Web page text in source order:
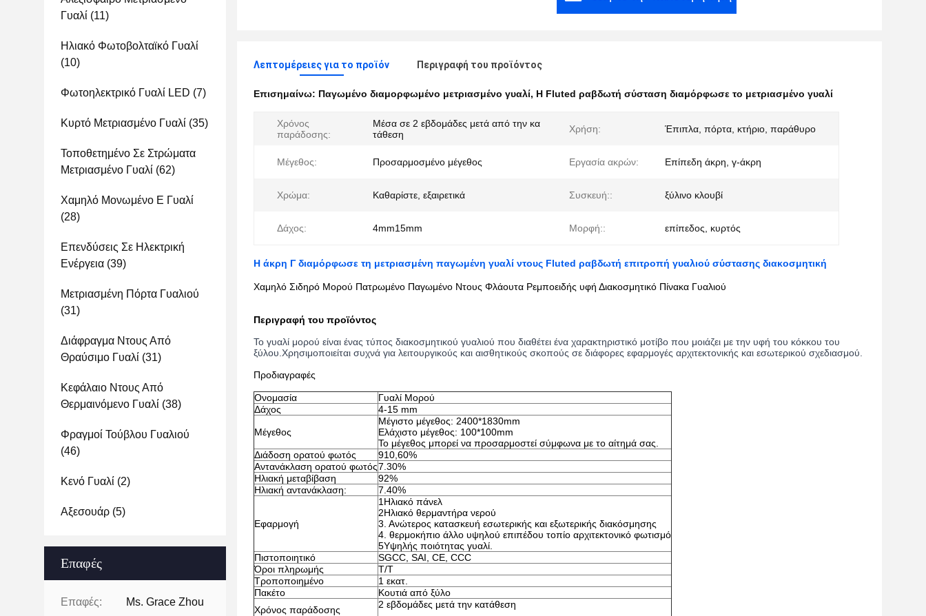
Γυαλί (11)
Ηλιακό Φωτοβολταϊκό Γυαλί
(10)
Φωτοηλεκτρικό Γυαλί LED (7)
Κυρτό Μετριασμένο Γυαλί (35)
Τοποθετημένο Σε Στρώματα
Μετριασμένο Γυαλί (62)
Χαμηλό Μονωμένο Ε Γυαλί
(28)
Επενδύσεις Σε Ηλεκτρική
Ενέργεια (39)
Μετριασμένη Πόρτα Γυαλιού
(31)
Διάφραγμα Ντους Από
Θραύσιμο Γυαλί (31)
Κεφάλαιο Ντους Από
Θερμαινόμενο Γυαλί (38)
Φραγμοί Τούβλου Γυαλιού
(46)
Κενό Γυαλί (2)
Αξεσουάρ (5)
Επαφές
Επαφές: Ms. Grace Zhou
Λεπτομέρειες για το προϊόν Περιγραφή του προϊόντος
Επισημαίνω: Παγωμένο διαμορφωμένο μετριασμένο γυαλί, Η Fluted ραβδωτή σύσταση διαμόρφωσε το μετριασμένο γυαλί
Χρόνος
παράδοσης:
Μέσα σε 2 εβδομάδες μετά από την κα
τάθεση
Χρήση: Έπιπλα, πόρτα, κτήριο, παράθυρο
Μέγεθος: Προσαρμοσμένο μέγεθος Εργασία ακρών: Επίπεδη άκρη, γ-άκρη
Χρώμα: Καθαρίστε, εξαιρετικά Συσκευή:: ξύλινο κλουβί
Δάχος: 4mm15mm Μορφή:: επίπεδος, κυρτός
Η άκρη Γ διαμόρφωσε τη μετριασμένη παγωμένη γυαλί ντους Fluted ραβδωτή επιτροπή γυαλιού σύστασης διακοσμητική
Χαμηλό Σιδηρό Μορού Πατρωμένο Παγωμένο Ντους Φλάουτα Ρεμποειδής υφή Διακοσμητικό Πίνακα Γυαλιού
Περιγραφή του προϊόντος
Το γυαλί μορού είναι ένας τύπος διακοσμητικού γυαλιού που διαθέτει ένα χαρακτηριστικό μοτίβο που μοιάζει με την υφή του κόκκου του
ξύλου.Χρησιμοποιείται συχνά για λειτουργικούς και αισθητικούς σκοπούς σε διάφορες εφαρμογές αρχιτεκτονικής και εσωτερικού σχεδιασμού.
Προδιαγραφές
Ονομασία
Γυαλί Μορού
Δάχος
4-15 mm
Μέγεθος
Μέγιστο μέγεθος: 2400*1830mm
Ελάχιστο μέγεθος: 100*100mm
Το μέγεθος μπορεί να προσαρμοστεί σύμφωνα με το αίτημά σας.
Διάδοση ορατού φωτός
910,60%
Αντανάκλαση ορατού φωτός7.30%
Ηλιακή μεταβίβαση
92%
Ηλιακή αντανάκλαση:
7.40%
Εφαρμογή
1Ηλιακό πάνελ
2Ηλιακό θερμαντήρα νερού
3. Ανώτερος κατασκευή εσωτερικής και εξωτερικής διακόσμησης
4. θερμοκήπιο άλλο υψηλού επιπέδου τοπίο αρχιτεκτονικό φωτισμό
5Υψηλής ποιότητας γυαλί.
Πιστοποιητικό
SGCC, SAI, CE, CCC
Όροι πληρωμής
Τ/Τ
Τροποποιημένο
1 εκατ.
Πακέτο
Κουτιά από ξύλο
Χρόνος παράδοσης
2 εβδομάδες μετά την κατάθεση